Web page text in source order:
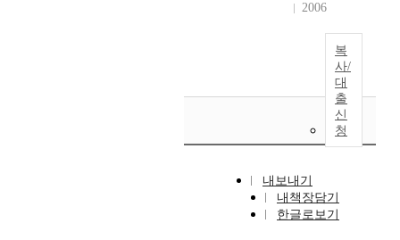
2006
복
사/
대
출
신
청
내보내기
내책장담기
한글로보기